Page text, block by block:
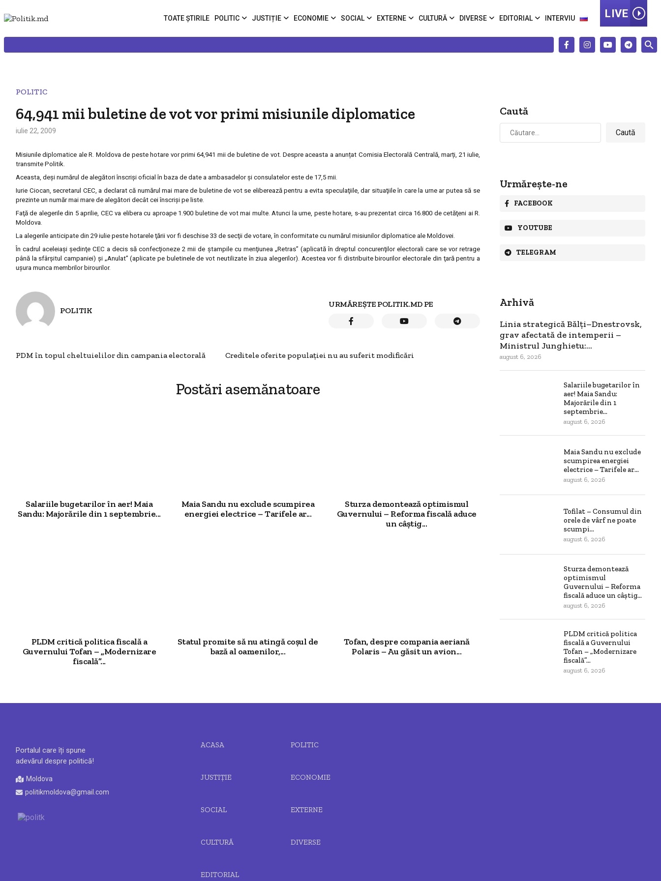
TOATE ȘTIRILE POLITIC JUSTIȚIE ECONOMIE SOCIAL EXTERNE CULTURĂ DIVERSE EDITORIAL INTERVIU LIVE
POLITIC
64,941 mii buletine de vot vor primi misiunile diplomatice
iulie 22, 2009
Misiunile diplomatice ale R. Moldova de peste hotare vor primi 64,941 mii de buletine de vot. Despre aceasta a anunțat Comisia Electorală Centrală, marți, 21 iulie,
transmite Politik.
Aceasta, deşi numărul de alegători înscrişi oficial în baza de date a ambasadelor şi consulatelor este de 17,5 mii.
Iurie Ciocan, secretarul CEC, a declarat că numărul mai mare de buletine de vot se eliberează pentru a evita speculaţiile, dar situaţiile în care la urne ar putea să se
prezinte un număr mai mare de alegători decât cei înscrişi pe liste.
Faţă de alegerile din 5 aprilie, CEC va elibera cu aproape 1.900 buletine de vot mai multe. Atunci la urne, peste hotare, s-au prezentat circa 16.800 de cetăţeni ai R.
Moldova.
La alegerile anticipate din 29 iulie peste hotarele ţării vor fi deschise 33 de secţii de votare, în conformitate cu numărul misiunilor diplomatice ale Moldovei.
În cadrul aceleiaşi şedinţe CEC a decis să confecţioneze 2 mii de ştampile cu menţiunea „Retras” (aplicată în dreptul concurenţilor electorali care se vor retrage
până la sfârşitul campaniei) şi „Anulat” (aplicate pe buletinele de vot neutilizate în ziua alegerilor). Acestea vor fi distribuite birourilor electorale din ţară pentru a
uşura munca membrilor birourilor.
POLITIK
URMĂREȘTE POLITIK.MD PE
PDM în topul cheltuielilor din campania electorală Creditele oferite populaţiei nu au suferit modificări
Postări asemănatoare
Salariile bugetarilor în aer! Maia
Sandu: Majorările din 1 septembrie...
Maia Sandu nu exclude scumpirea
energiei electrice – Tarifele ar...
Sturza demontează optimismul
Guvernului – Reforma fiscală aduce
un câștig...
PLDM critică politica fiscală a
Guvernului Tofan – „Modernizare
fiscală”...
Statul promite să nu atingă coșul de
bază al oamenilor,...
Tofan, despre compania aeriană
Polaris – Au găsit un avion...
Caută
Caută
după:
Urmărește-ne
FACEBOOK
YOUTUBE
TELEGRAM
Arhivă
Linia strategică Bălți–Dnestrovsk,
grav afectată de intemperii –
Ministrul Junghietu:...
august 6, 2026
Salariile bugetarilor în
aer! Maia Sandu:
Majorările din 1
septembrie...
august 6, 2026
Maia Sandu nu exclude
scumpirea energiei
electrice – Tarifele ar...
august 6, 2026
Tofilat – Consumul din
orele de vârf ne poate
scumpi...
august 6, 2026
Sturza demontează
optimismul
Guvernului – Reforma
fiscală aduce un câștig...
august 6, 2026
PLDM critică politica
fiscală a Guvernului
Tofan – „Modernizare
fiscală”...
august 6, 2026
Portalul care îți spune
adevărul despre politică!
Moldova
politikmoldova@gmail.com
ACASA POLITIC
JUSTIȚIE ECONOMIE
SOCIAL EXTERNE
CULTURĂ DIVERSE
EDITORIAL